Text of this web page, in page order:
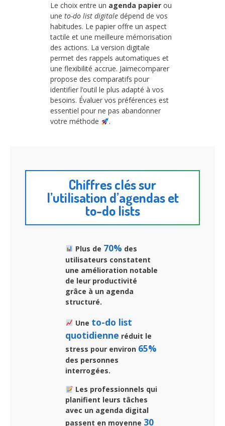
Le choix entre un agenda papier ou
une to-do list digitale dépend de vos
habitudes. Le papier offre un aspect
tactile et une meilleure mémorisation
des actions. La version digitale
permet des rappels automatiques et
une flexibilité accrue. Jaimecomparer
propose des comparatifs pour
identifier l’outil le plus adapté à vos
besoins. Évaluer vos préférences est
essentiel pour ne pas abandonner
votre méthode
.
Chiffres clés sur
l’utilisation d’agendas et
to-do lists
Plus de 70% des
utilisateurs constatent
une amélioration notable
de leur productivité
grâce à un agenda
structuré.
Une to-do list
quotidienne réduit le
stress pour environ 65%
des personnes
interrogées.
Les professionnels qui
planifient leurs tâches
avec un agenda digital
passent en moyenne 30